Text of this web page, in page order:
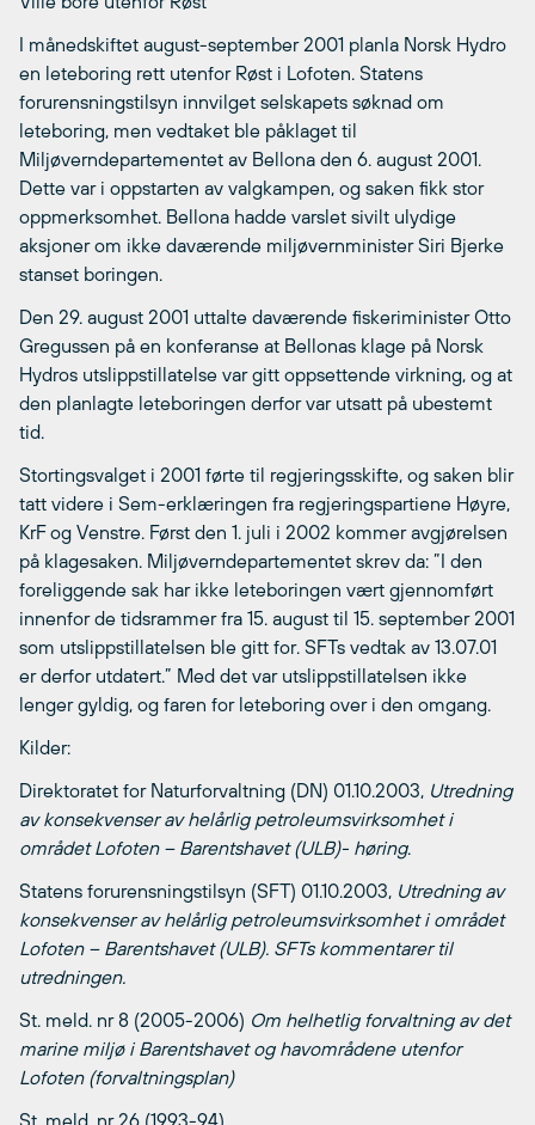
I månedskiftet august-september 2001 planla Norsk Hydro
en leteboring rett utenfor Røst i Lofoten. Statens
forurensningstilsyn innvilget selskapets søknad om
leteboring, men vedtaket ble påklaget til
Miljøverndepartementet av Bellona den 6. august 2001.
Dette var i oppstarten av valgkampen, og saken fikk stor
oppmerksomhet. Bellona hadde varslet sivilt ulydige
aksjoner om ikke daværende miljøvernminister Siri Bjerke
stanset boringen.
Den 29. august 2001 uttalte daværende fiskeriminister Otto
Gregussen på en konferanse at Bellonas klage på Norsk
Hydros utslippstillatelse var gitt oppsettende virkning, og at
den planlagte leteboringen derfor var utsatt på ubestemt
tid.
Stortingsvalget i 2001 førte til regjeringsskifte, og saken blir
tatt videre i Sem-erklæringen fra regjeringspartiene Høyre,
KrF og Venstre. Først den 1. juli i 2002 kommer avgjørelsen
på klagesaken. Miljøverndepartementet skrev da: ”I den
foreliggende sak har ikke leteboringen vært gjennomført
innenfor de tidsrammer fra 15. august til 15. september 2001
som utslippstillatelsen ble gitt for. SFTs vedtak av 13.07.01
er derfor utdatert.” Med det var utslippstillatelsen ikke
lenger gyldig, og faren for leteboring over i den omgang.
Kilder:
Direktoratet for Naturforvaltning (DN) 01.10.2003, Utredning
av konsekvenser av helårlig petroleumsvirksomhet i
området Lofoten – Barentshavet (ULB)- høring.
Statens forurensningstilsyn (SFT) 01.10.2003, Utredning av
konsekvenser av helårlig petroleumsvirksomhet i området
Lofoten – Barentshavet (ULB). SFTs kommentarer til
utredningen.
St. meld. nr 8 (2005-2006) Om helhetlig forvaltning av det
marine miljø i Barentshavet og havområdene utenfor
Lofoten (forvaltningsplan)
St. meld. nr 26 (1993-94)